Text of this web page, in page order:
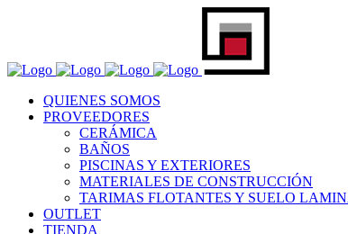
QUIENES SOMOS
PROVEEDORES
CERÁMICA
BAÑOS
PISCINAS Y EXTERIORES
MATERIALES DE CONSTRUCCIÓN
TARIMAS FLOTANTES Y SUELO
OUTLET
TIENDA